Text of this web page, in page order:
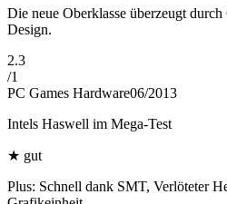
Die neue Oberklasse überzeugt
Design.
2.3
/1
PC Games Hardware06/2013
Intels Haswell im Mega-Test
★ gut
Plus: Schnell dank SMT, Verlöteter